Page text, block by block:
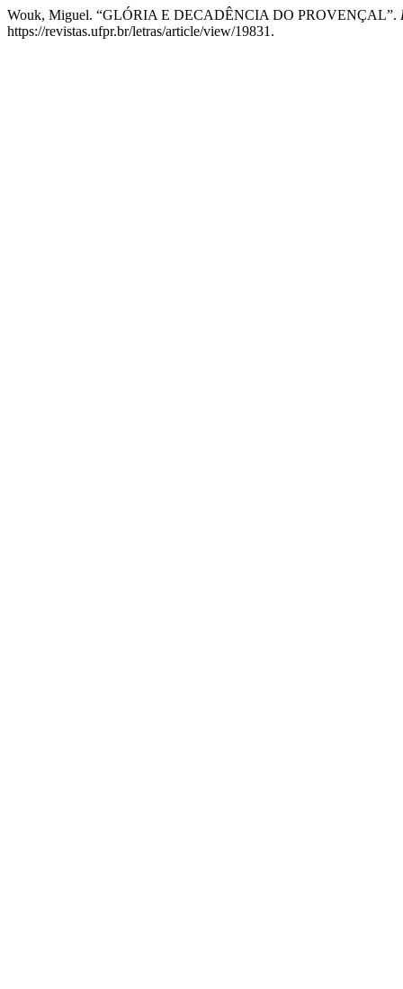
Wouk, Miguel. “GLÓRIA E DECADÊNCIA DO PROVENÇAL”.
https://revistas.ufpr.br/letras/article/view/19831.